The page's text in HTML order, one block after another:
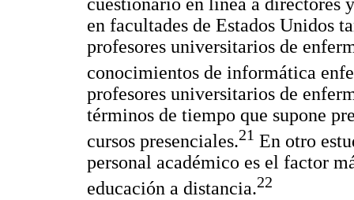
cuestionario en línea a directores
en facultades de Estados Unidos
profesores universitarios de
conocimientos de informática
profesores universitarios de
términos de tiempo que supone
cursos presenciales.21 En otro
personal académico es el factor
educación a distancia.22